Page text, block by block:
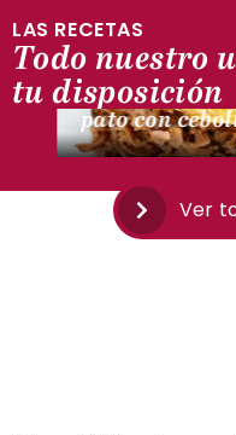
LAS RECETAS
Todo nuestro
tu disposición
CON PATO
Pastel de
pato confitado
pato con
Ver